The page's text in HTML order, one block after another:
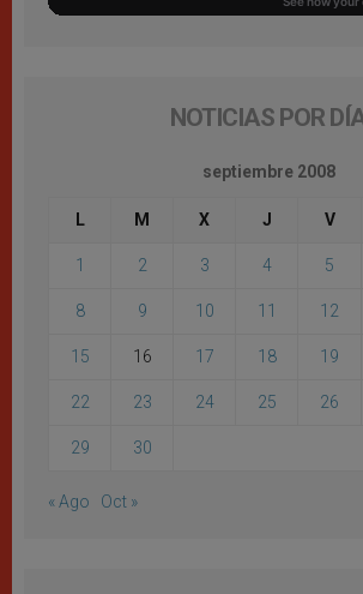
NOTICIAS POR
septiembre 2008
L M X J V
1 2 3 4 5
8 9 10 11 12
15 16 17 18 19
22 23 24 25 26
29 30
« Ago Oct »